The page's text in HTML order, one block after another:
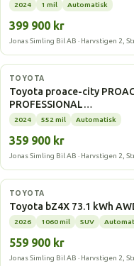
2024 1 mil Automatisk
399 900 kr
Jonas Simling Bil AB · Harvstigen 2,
Elbil
TOYOTA
Toyota proace-city
PROFESSIONAL…
2024 552 mil Automatisk
359 900 kr
Jonas Simling Bil AB · Harvstigen 2,
Elbil
TOYOTA
Toyota bZ4X 73.1 kWh
2026 1060 mil SUV
559 900 kr
Jonas Simling Bil AB · Harvstigen 2,